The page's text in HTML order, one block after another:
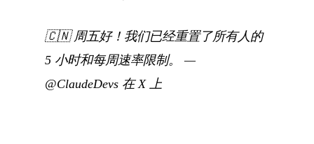
🇨🇳周五好！我们已经重置了所有人的
5 小时和每周速率限制。
—
@ClaudeDevs 在 X 上